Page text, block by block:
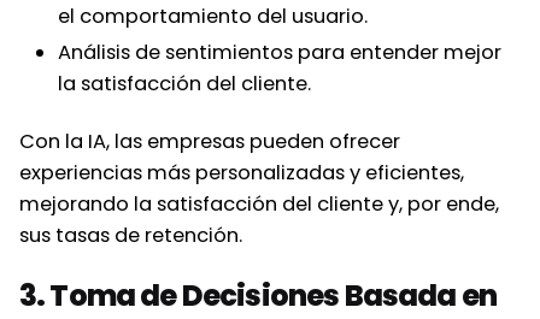
el comportamiento del usuario.
Análisis de sentimientos para entender mejor
la satisfacción del cliente.
Con la IA, las empresas pueden ofrecer
experiencias más personalizadas y eficientes,
mejorando la satisfacción del cliente y, por ende,
sus tasas de retención.
3. Toma de Decisiones Basada en